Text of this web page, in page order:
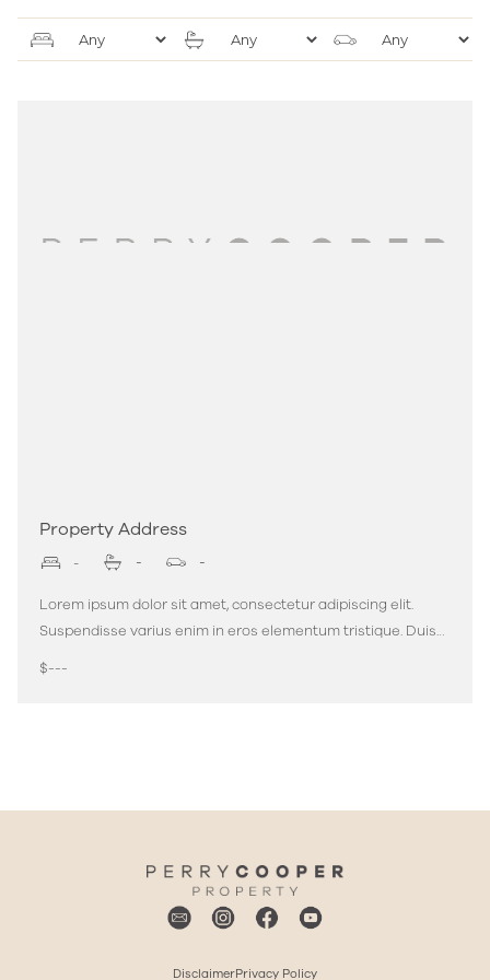
Property Address
- - -
Lorem ipsum dolor sit amet, consectetur adipiscing elit.
Suspendisse varius enim in eros elementum tristique. Duis
cursus, mi quis viverra ornare, eros dolor interdum nulla, ut
$---
DisclaimerPrivacy Policy